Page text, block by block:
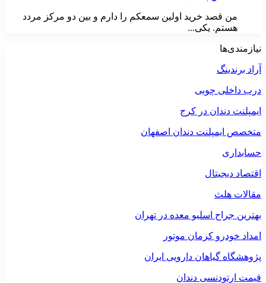
من قصد خرید اولین سمعکم را دارم و بین دو مرکز مردد
هستم. یکی...
نیازمندی‌ها
آراد برندینگ
درب داخلی چوبی
ایمپلنت دندان در کرج
متخصص ایمپلنت دندان اصفهان
حسابداری
اقتصاد دیجیتال
مقالات هلث
بهترین جراح اسلیو معده در تهران
امداد خودرو کرمان موتور
پژوهشگاه گیاهان دارویی ایران
قیمت ارتودنسی دندان